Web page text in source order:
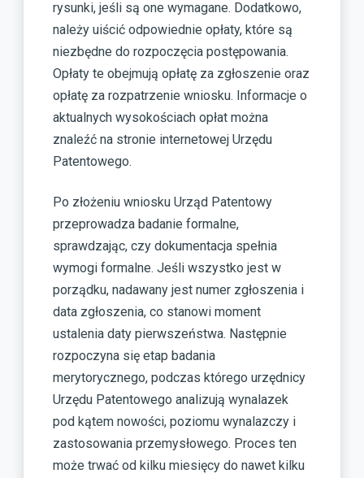
rysunki, jeśli są one wymagane. Dodatkowo,
należy uiścić odpowiednie opłaty, które są
niezbędne do rozpoczęcia postępowania.
Opłaty te obejmują opłatę za zgłoszenie oraz
opłatę za rozpatrzenie wniosku. Informacje o
aktualnych wysokościach opłat można
znaleźć na stronie internetowej Urzędu
Patentowego.
Po złożeniu wniosku Urząd Patentowy
przeprowadza badanie formalne,
sprawdzając, czy dokumentacja spełnia
wymogi formalne. Jeśli wszystko jest w
porządku, nadawany jest numer zgłoszenia i
data zgłoszenia, co stanowi moment
ustalenia daty pierwszeństwa. Następnie
rozpoczyna się etap badania
merytorycznego, podczas którego urzędnicy
Urzędu Patentowego analizują wynalazek
pod kątem nowości, poziomu wynalazczy i
zastosowania przemysłowego. Proces ten
może trwać od kilku miesięcy do nawet kilku